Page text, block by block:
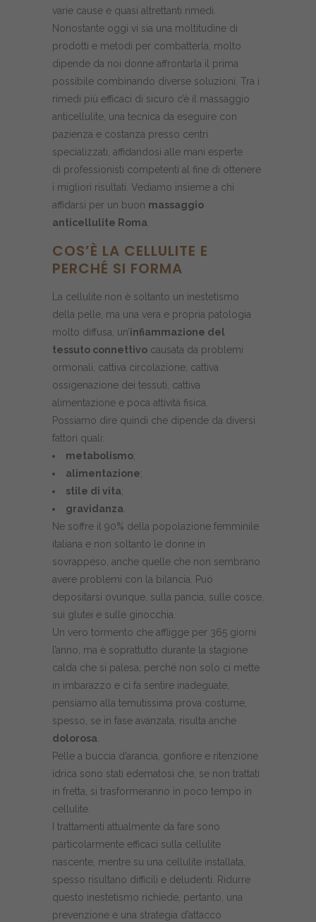
varie cause e quasi altrettanti rimedi.
Nonostante oggi vi sia una moltitudine di
prodotti e metodi per combatterla, molto
dipende da noi donne affrontarla il prima
possibile combinando diverse soluzioni. Tra i
rimedi più efficaci di sicuro c’è il massaggio
anticellulite, una tecnica da eseguire con
pazienza e costanza presso centri
specializzati, affidandosi alle mani esperte
di professionisti competenti al fine di ottenere
i migliori risultati. Vediamo insieme a chi
affidarsi per un buon massaggio
anticellulite Roma.
COS’È LA CELLULITE E
PERCHÉ SI FORMA
La cellulite non è soltanto un inestetismo
della pelle, ma una vera e propria patologia
molto diffusa, un’infiammazione del
tessuto connettivo causata da problemi
ormonali, cattiva circolazione, cattiva
ossigenazione dei tessuti, cattiva
alimentazione e poca attività fisica.
Possiamo dire quindi che dipende da diversi
fattori quali:
metabolismo;
alimentazione;
stile di vita;
gravidanza.
Ne soffre il 90% della popolazione femminile
italiana e non soltanto le donne in
sovrappeso, anche quelle che non sembrano
avere problemi con la bilancia. Può
depositarsi ovunque, sulla pancia, sulle cosce,
sui glutei e sulle ginocchia.
Un vero tormento che affligge per 365 giorni
l’anno, ma è soprattutto durante la stagione
calda che si palesa, perché non solo ci mette
in imbarazzo e ci fa sentire inadeguate,
pensiamo alla temutissima prova costume,
spesso, se in fase avanzata, risulta anche
dolorosa.
Pelle a buccia d’arancia, gonfiore e ritenzione
idrica sono stati edematosi che, se non trattati
in fretta, si trasformeranno in poco tempo in
cellulite.
I trattamenti attualmente da fare sono
particolarmente efficaci sulla cellulite
nascente, mentre su una cellulite installata,
spesso risultano difficili e deludenti. Ridurre
questo inestetismo richiede, pertanto, una
prevenzione e una strategia d’attacco